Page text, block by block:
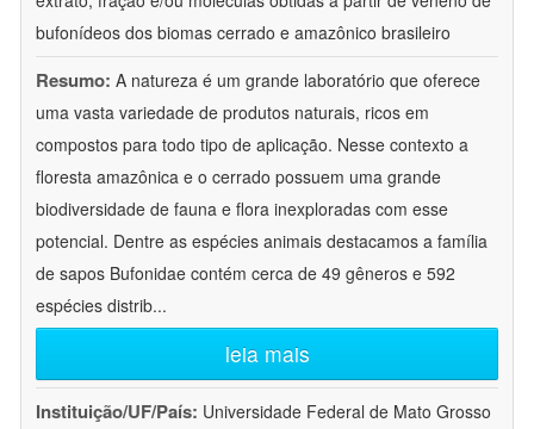
bufonídeos dos biomas cerrado e amazônico brasileiro
Resumo: A natureza é um grande laboratório que oferece
uma vasta variedade de produtos naturais, ricos em
compostos para todo tipo de aplicação. Nesse contexto a
floresta amazônica e o cerrado possuem uma grande
biodiversidade de fauna e flora inexploradas com esse
potencial. Dentre as espécies animais destacamos a família
de sapos Bufonidae contém cerca de 49 gêneros e 592
espécies distrib...
leia mais
Instituição/UF/País: Universidade Federal de Mato Grosso